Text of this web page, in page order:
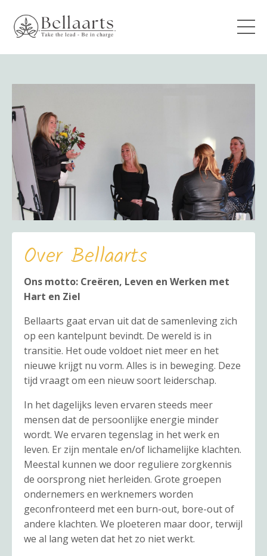
Over Bellaarts
Ons motto: Creëren, Leven en Werken met
Hart en Ziel
Bellaarts gaat ervan uit dat de samenleving zich
op een kantelpunt bevindt. De wereld is in
transitie. Het oude voldoet niet meer en het
nieuwe krijgt nu vorm. Alles is in beweging. Deze
tijd vraagt om een nieuw soort leiderschap.
In het dagelijks leven ervaren steeds meer
mensen dat de persoonlijke energie minder
wordt. We ervaren tegenslag in het werk en
leven. Er zijn mentale en/of lichamelijke klachten.
Meestal kunnen we door reguliere zorgkennis
de oorsprong niet herleiden. Grote groepen
ondernemers en werknemers worden
geconfronteerd met een burn-out, bore-out of
andere klachten. We ploeteren maar door, terwijl
we al lang weten dat het zo niet werkt.